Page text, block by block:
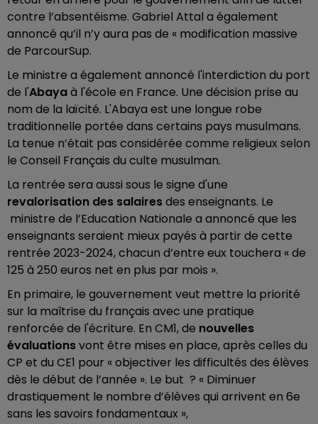
contre l’absentéisme. Gabriel Attal a également
annoncé qu’il n’y aura pas de « modification massive
de ParcourSup.
Le ministre a également annoncé l'interdiction du port
de l'Abayaà l'école en France. Une décision prise au
nom de la laïcité. L'Abaya est une longue robe
traditionnelle portée dans certains pays musulmans.
La tenue n’était pas considérée comme religieux selon
le Conseil Français du culte musulman.
La rentrée sera aussi sous le signe d'une
revalorisation des salairesdes enseignants. Le
ministre de l’Education Nationale a annoncé que les
enseignants seraient mieux payés à partir de cette
rentrée 2023-2024, chacun d’entre eux touchera « de
125 à 250 euros net en plus par mois ».
En primaire, le gouvernement veut mettre la priorité
sur la maîtrise du français avec une pratique
renforcée de l'écriture. En CM1, de nouvelles
évaluationsvont être mises en place, après celles du
CP et du CE1 pour « objectiver les difficultés des élèves
dès le début de l’année ». Le but ? « Diminuer
drastiquement le nombre d’élèves qui arrivent en 6e
sans les savoirs fondamentaux »,